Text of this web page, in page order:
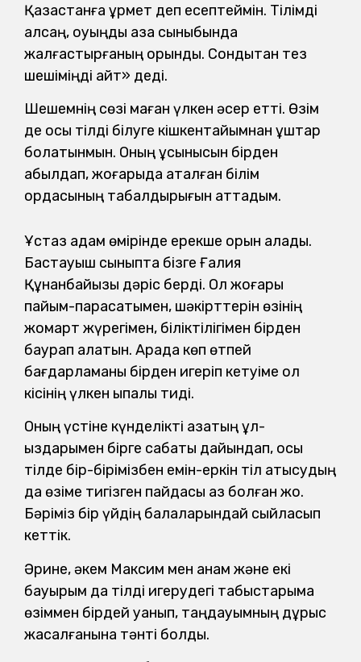
Қазақстанға құрмет деп есептеймін. Тілімді
алсаң, оқуыңды қазақ сыныбында
жалғастырғаның орынды. Сондықтан тез
шешіміңді айт» деді.
Шешемнің сөзі маған үлкен әсер етті. Өзім
де осы тілді білуге кішкентайымнан құштар
болатынмын. Оның ұсынысын бірден
қабылдап, жоғарыда аталған білім
ордасының табалдырығын аттадым.
Ұстаз адам өмірінде ерекше орын алады.
Бастауыш сыныпта бізге Ғалия
Құнанбайқызы дәріс берді. Ол жоғары
пайым-парасатымен, шәкірттерін өзінің
жомарт жүрегімен, біліктілігімен бірден
баурап алатын. Арада көп өтпей
бағдарламаны бірден игеріп кетуіме ол
кісінің үлкен ықпалы тиді.
Оның үстіне күнделікті қазақтың ұл-
қыздарымен бірге сабақты дайындап, осы
тілде бір-бірімізбен емін-еркін тіл қатысудың
да өзіме тигізген пайдасы аз болған жоқ.
Бәріміз бір үйдің балаларындай сыйласып
кеттік.
Әрине, әкем Максим мен анам және екі
бауырым да тілді игерудегі табыстарыма
өзіммен бірдей қуанып, таңдауымның дұрыс
жасалғанына тәнті болды.